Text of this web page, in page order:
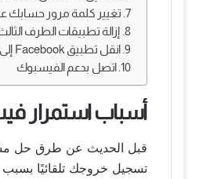
7. تغيير كلمة مرور حسابك على الفيسبوك
8. إزالة تطبيقات الطرف الثالث
9. انقل تطبيق Facebook إلى وحدة التخزين الداخلية
10. اتصل بدعم الفيسبوك
أسباب
قبل الحديث عن طرق حل
تسجيل خروجك تلقائيًا